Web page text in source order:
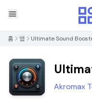
홈 앱 Ultimate Sound
EQ
Akromax